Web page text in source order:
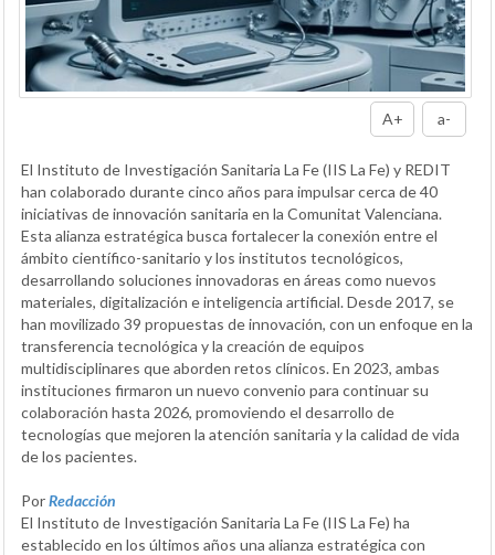
A+ a-
El Instituto de Investigación Sanitaria La Fe (IIS La Fe) y REDIT
han colaborado durante cinco años para impulsar cerca de 40
iniciativas de innovación sanitaria en la Comunitat Valenciana.
Esta alianza estratégica busca fortalecer la conexión entre el
ámbito científico-sanitario y los institutos tecnológicos,
desarrollando soluciones innovadoras en áreas como nuevos
materiales, digitalización e inteligencia artificial. Desde 2017, se
han movilizado 39 propuestas de innovación, con un enfoque en la
transferencia tecnológica y la creación de equipos
multidisciplinares que aborden retos clínicos. En 2023, ambas
instituciones firmaron un nuevo convenio para continuar su
colaboración hasta 2026, promoviendo el desarrollo de
tecnologías que mejoren la atención sanitaria y la calidad de vida
de los pacientes.
PorRedacción
El Instituto de Investigación Sanitaria La Fe (IIS La Fe) ha
establecido en los últimos años una alianza estratégica con